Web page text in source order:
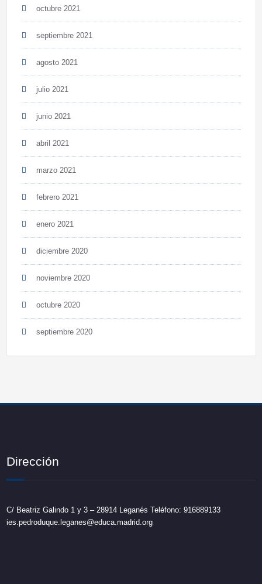
octubre 2021
septiembre 2021
agosto 2021
julio 2021
junio 2021
abril 2021
marzo 2021
febrero 2021
enero 2021
diciembre 2020
noviembre 2020
octubre 2020
septiembre 2020
Dirección
C/ Beatriz Galindo 1 y 3 – 28914 Leganés Teléfono: 916889133
ies.pedroduque.leganes@educa.madrid.org